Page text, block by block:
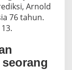
Arnold
76 tahun.